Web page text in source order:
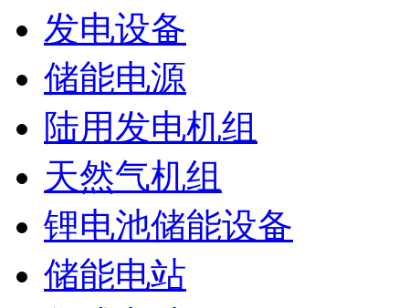
发电设备
储能电源
陆用发电机组
天然气机组
锂电池储能设备
储能电站